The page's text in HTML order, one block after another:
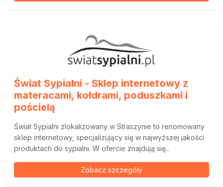
Świat Sypialni - Sklep internetowy z
materacami, kołdrami, poduszkami i
pościelą
Świat Sypialni zlokalizowany w Straszynie to renomowany
sklep internetowy, specjalizujący się w najwyższej jakości
produktach do sypialni. W ofercie znajdują się...
Zobacz szczegóły